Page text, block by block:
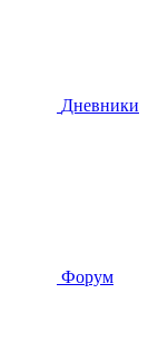
Дневники
Форум